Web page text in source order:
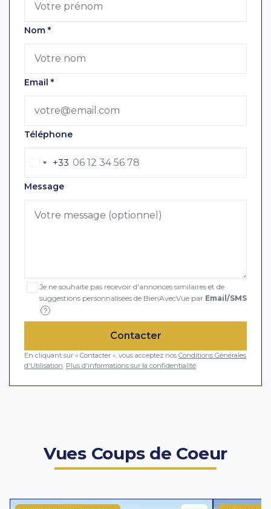
Nom *
Email *
Téléphone
+33
Message
Je ne souhaite pas recevoir d'annonces similaires et de
suggestions personnalisées de BienAvecVue par Email/SMS
?
Contacter
En cliquant sur « Contacter », vous acceptez nos Conditions Générales
d'Utilisation Plus d'informations sur la confidentialité
Vues Coups de Coeur